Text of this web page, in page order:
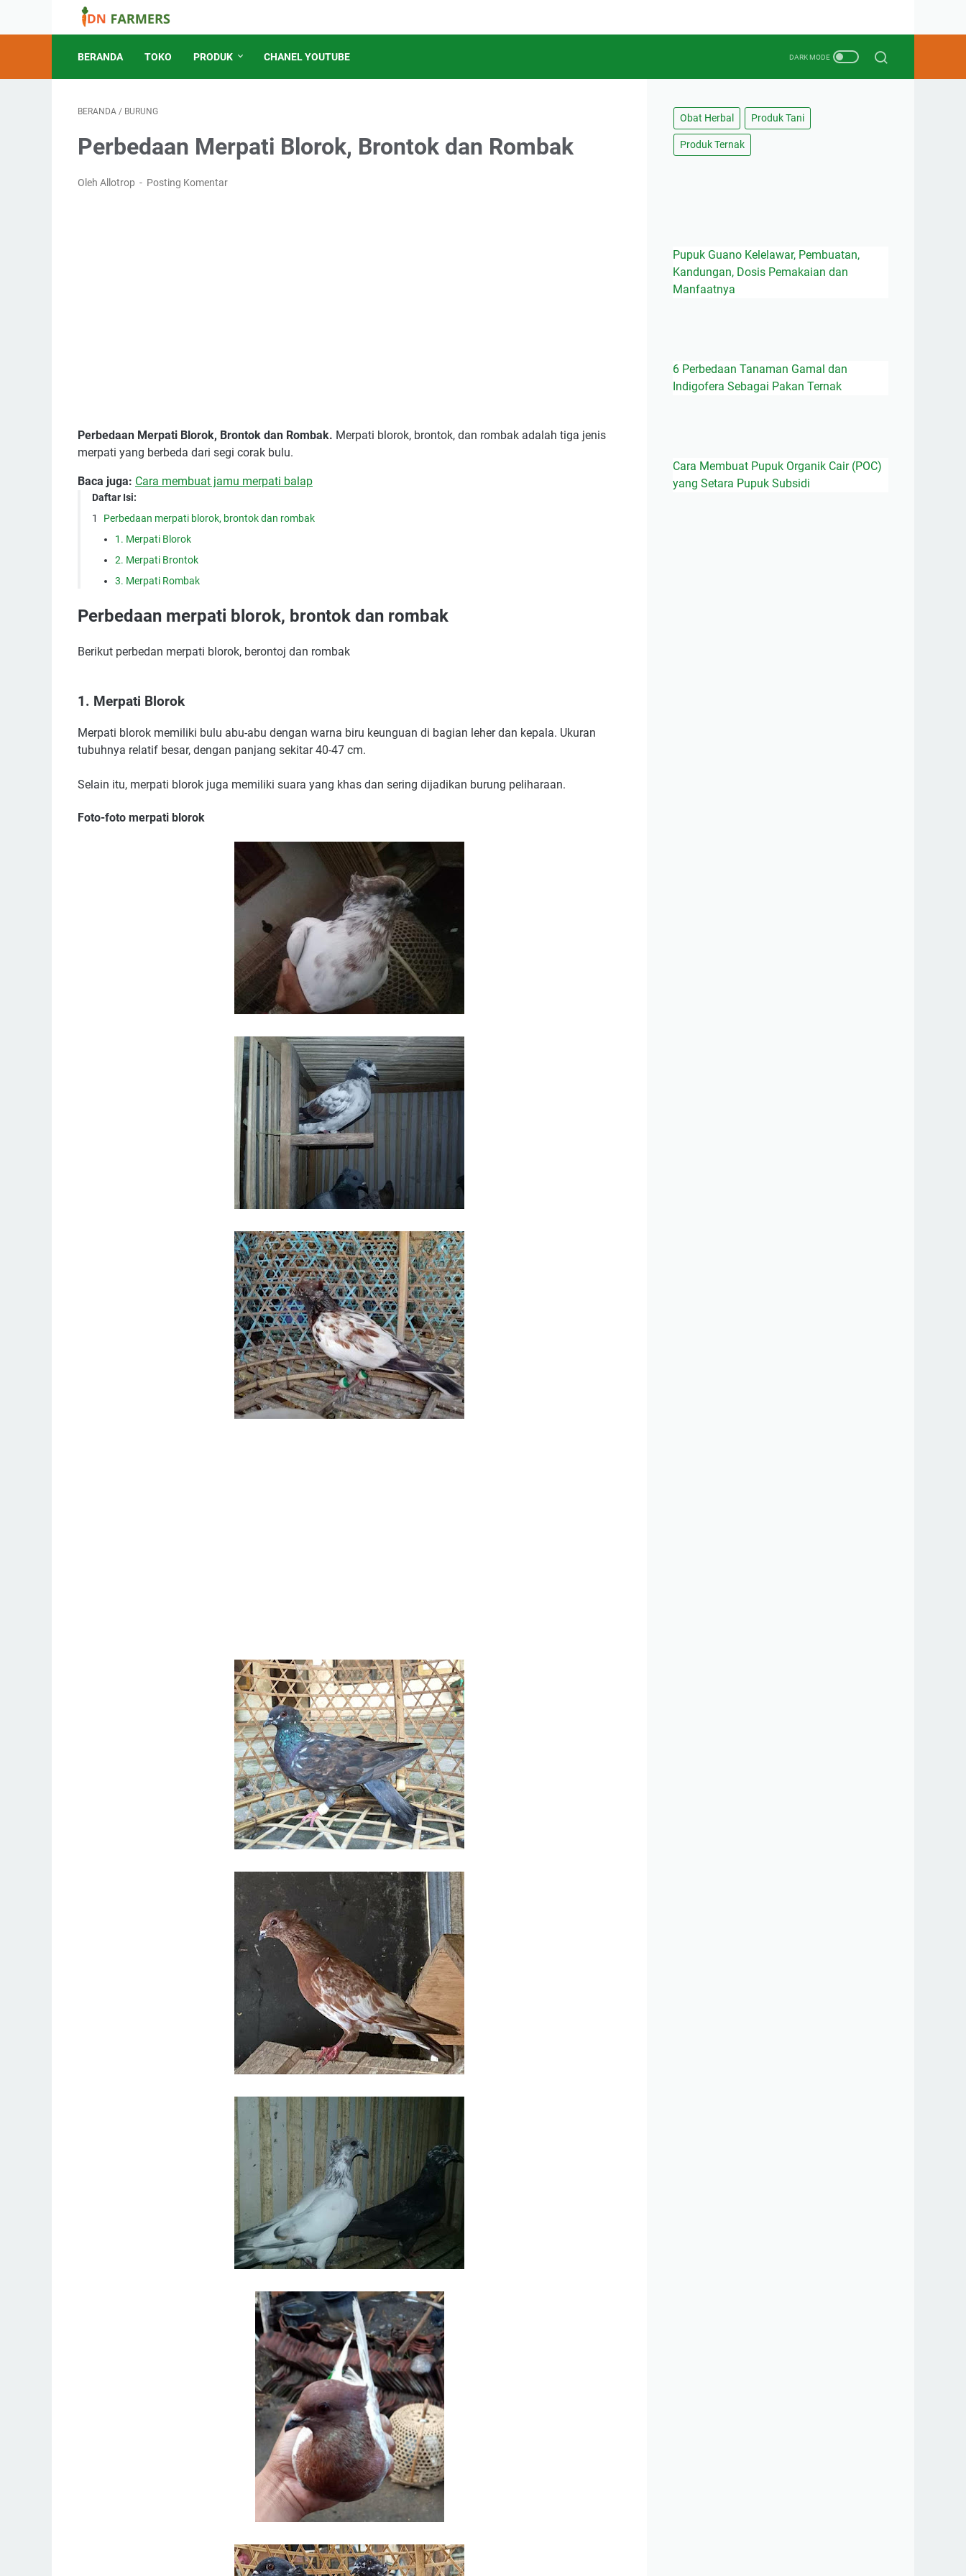
BERANDA TOKO PRODUK CHANEL YOUTUBE
BERANDA / BURUNG
Perbedaan Merpati Blorok, Brontok dan Rombak
Oleh Allotrop Posting Komentar
Perbedaan Merpati Blorok, Brontok dan Rombak. Merpati blorok, brontok, dan rombak adalah tiga jenis
merpati yang berbeda dari segi corak bulu.
Baca juga: Cara membuat jamu merpati balap
Daftar Isi:
Perbedaan merpati blorok, brontok dan rombak
1. Merpati Blorok
2. Merpati Brontok
3. Merpati Rombak
Perbedaan merpati blorok, brontok dan rombak
Berikut perbedan merpati blorok, berontoj dan rombak
1. Merpati Blorok
Merpati blorok memiliki bulu abu-abu dengan warna biru keunguan di bagian leher dan kepala. Ukuran
tubuhnya relatif besar, dengan panjang sekitar 40-47 cm.
Selain itu, merpati blorok juga memiliki suara yang khas dan sering dijadikan burung peliharaan.
Foto-foto merpati blorok
Obat Herbal Produk Tani
Produk Ternak
Pupuk Guano Kelelawar, Pembuatan,
Kandungan, Dosis Pemakaian dan
Manfaatnya
6 Perbedaan Tanaman Gamal dan
Indigofera Sebagai Pakan Ternak
Cara Membuat Pupuk Organik Cair (POC)
yang Setara Pupuk Subsidi